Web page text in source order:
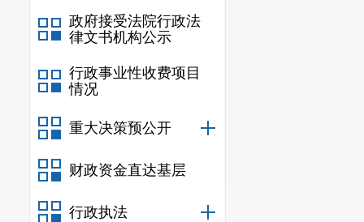
政府接受法院行政法
律文书机构公示
行政事业性收费项目
情况
重大决策预公开
财政资金直达基层
行政执法